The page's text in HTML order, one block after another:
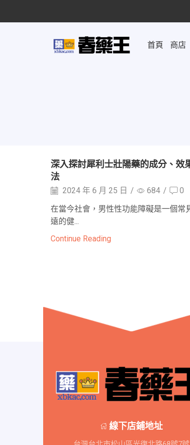
首頁 商店
深入探討犀利士壯陽藥的成分、效
法
2024 年 6 月 25 日 / 684 /
0
在當今社會，男性性功能障礙是一個常
遠的健...
Continue Reading
線下店鋪地址